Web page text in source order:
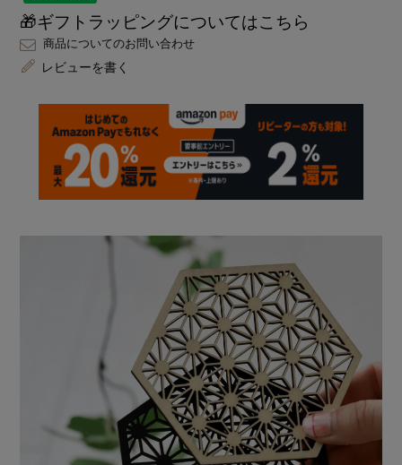
🎁ギフトラッピングについてはこちら
商品についてのお問い合わせ
レビューを書く